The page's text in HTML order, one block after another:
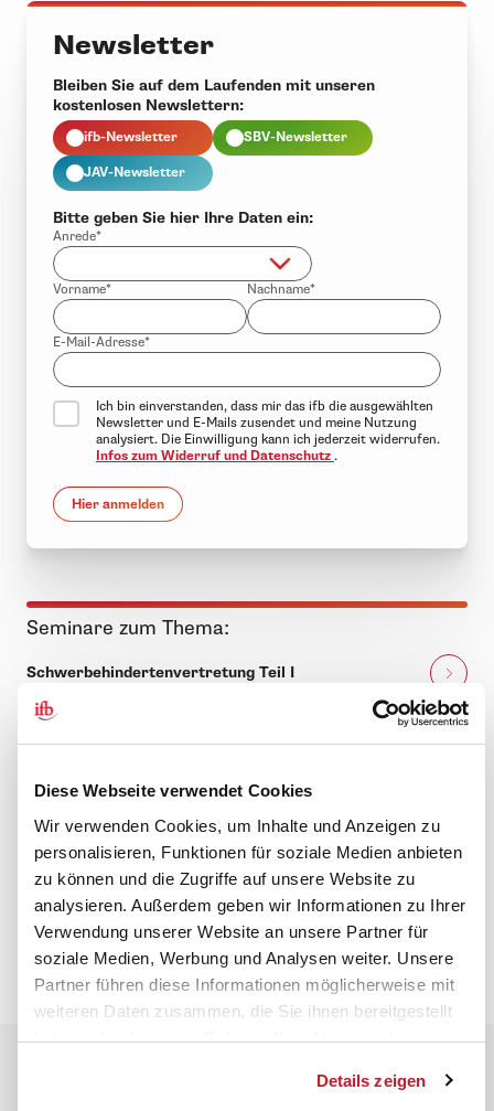
Diese Webseite verwendet Cookies
Wir verwenden Cookies, um Inhalte und Anzeigen zu
personalisieren, Funktionen für soziale Medien anbieten
zu können und die Zugriffe auf unsere Website zu
analysieren. Außerdem geben wir Informationen zu Ihrer
Verwendung unserer Website an unsere Partner für
soziale Medien, Werbung und Analysen weiter. Unsere
Partner führen diese Informationen möglicherweise mit
weiteren Daten zusammen, die Sie ihnen bereitgestellt
haben oder die sie im Rahmen Ihrer Nutzung der
Details zeigen
Newsletter
Bleiben Sie auf dem Laufenden mit unseren
kostenlosen Newslettern:
ifb-Newsletter SBV-Newsletter
JAV-Newsletter
Bitte geben Sie hier Ihre Daten ein:
Anrede*
Vorname* Nachname*
E-Mail-Adresse*
Ich bin einverstanden, dass mir das ifb die ausgewählten
Newsletter und E-Mails zusendet und meine Nutzung
analysiert. Die Einwilligung kann ich jederzeit widerrufen.
Infos zum Widerruf und Datenschutz .
Hier anmelden
Seminare zum Thema:
Schwerbehindertenvertretung Teil I
Gesundheitsschutz